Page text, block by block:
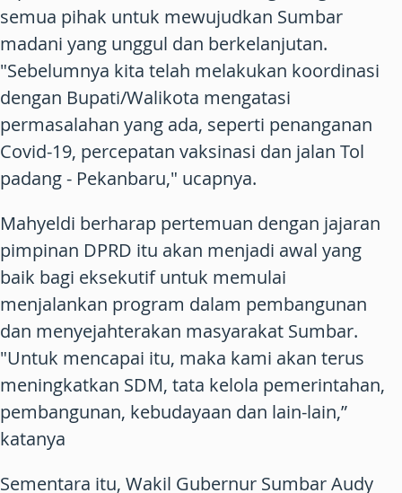
semua pihak untuk mewujudkan Sumbar
madani yang unggul dan berkelanjutan.
"Sebelumnya kita telah melakukan koordinasi
dengan Bupati/Walikota mengatasi
permasalahan yang ada, seperti penanganan
Covid-19, percepatan vaksinasi dan jalan Tol
padang - Pekanbaru," ucapnya.
Mahyeldi berharap pertemuan dengan jajaran
pimpinan DPRD itu akan menjadi awal yang
baik bagi eksekutif untuk memulai
menjalankan program dalam pembangunan
dan menyejahterakan masyarakat Sumbar.
"Untuk mencapai itu, maka kami akan terus
meningkatkan SDM, tata kelola pemerintahan,
pembangunan, kebudayaan dan lain-lain,”
katanya
Sementara itu, Wakil Gubernur Sumbar Audy